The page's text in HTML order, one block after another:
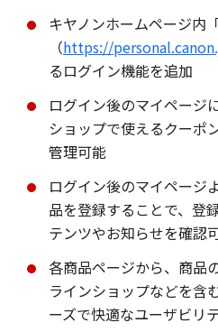
キヤノンホームページ内
（https://
るログイン機能を追加
ログイン後のマイページ
ショップで使えるクーポ
管理可能
ログイン後のマイページ
品を登録することで、登
テンツやお知らせを確認
各商品ページから、商品
ラインショップなどを含
ーズで快適なユーザビリ